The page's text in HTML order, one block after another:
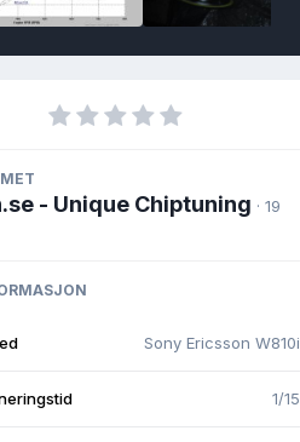
- Unique Chiptuning · 19
Sony Ericsson W810i
1/15